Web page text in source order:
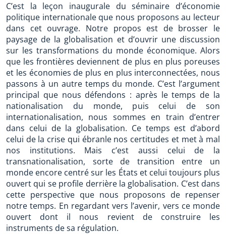
C’est la leçon inaugurale du séminaire d’économie
politique internationale que nous proposons au lecteur
dans cet ouvrage. Notre propos est de brosser le
paysage de la globalisation et d’ouvrir une discussion
sur les transformations du monde économique. Alors
que les frontières deviennent de plus en plus poreuses
et les économies de plus en plus interconnectées, nous
passons à un autre temps du monde. C’est l’argument
principal que nous défendons : après le temps de la
nationalisation du monde, puis celui de son
internationalisation, nous sommes en train d’entrer
dans celui de la globalisation. Ce temps est d’abord
celui de la crise qui ébranle nos certitudes et met à mal
nos institutions. Mais c’est aussi celui de la
transnationalisation, sorte de transition entre un
monde encore centré sur les États et celui toujours plus
ouvert qui se profile derrière la globalisation. C’est dans
cette perspective que nous proposons de repenser
notre temps. En regardant vers l’avenir, vers ce monde
ouvert dont il nous revient de construire les
instruments de sa régulation.